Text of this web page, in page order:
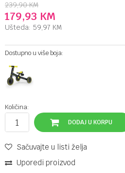
239,90 KM
179,93 KM
Ušteda: 59,97 KM
Dostupno u više boja:
Količina:
DODAJ U KORPU
Sačuvajte u listi želja
Uporedi proizvod